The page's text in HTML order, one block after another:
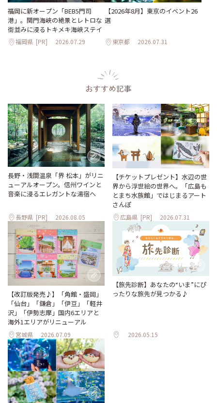
福岡に新オープン「BEB5門司
港」。関門海峡の絶景とレトロな
街並みに浸るトキメキ海峡ステイ
福岡県 [PR] 2026.07.29
【2026年8月】東京のイベント26
選
東京都 2026.07.31
おすすめ記事
長野・浅間温泉「界 松本」がリニ
ューアルオープン。信州ワインと
音楽に浸るエレガントな湯宿へ
長野県 [PR] 2026.08.05
【チケットプレゼント】水辺の世
界から浮世絵の世界へ。「広島も
とまち水族館」ではじまるアート
さんぽ
広島県 [PR] 2026.07.31
【改訂版発売♪】「角館・盛岡」
「仙台」「鎌倉」「伊豆」「軽井
沢」「伊勢志摩」国内6エリアと
海外1エリアがリニューアル
宮城県 2026.07.09
【旅先診断】あなたの“いま”にぴ
ったりな旅先が見つかる♪
2026.05.15